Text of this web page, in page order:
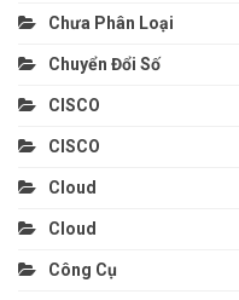
Chưa Phân Loại
Chuyển Đổi Số
CISCO
CISCO
Cloud
Cloud
Công Cụ